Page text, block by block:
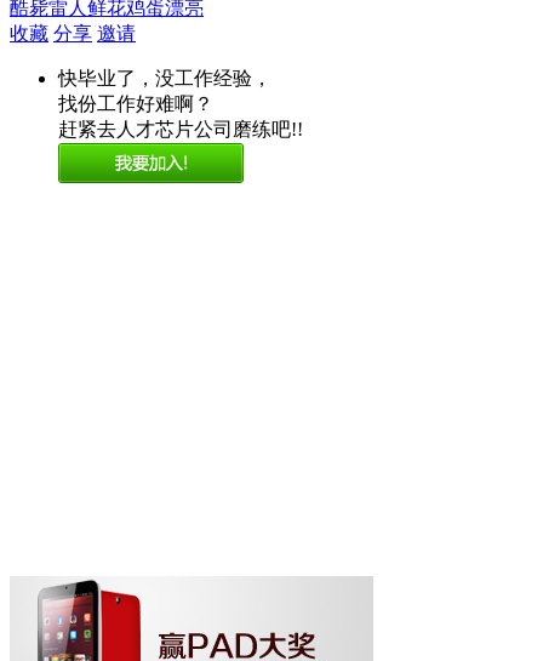
酷毙雷人 鲜花鸡蛋漂亮
收藏 分享 邀请
快毕业了，没工作经验，
找份工作好难啊？
赶紧去人才芯片公司磨练吧!!